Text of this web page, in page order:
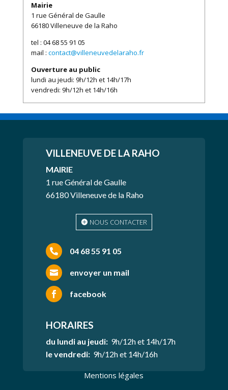
Mairie
1 rue Général de Gaulle
66180 Villeneuve de la Raho
tel : 04 68 55 91 05
mail : contact@villeneuvedelaraho.fr
Ouverture au public
lundi au jeudi: 9h/12h et 14h/17h
vendredi: 9h/12h et 14h/16h
VILLENEUVE DE LA RAHO
MAIRIE
1 rue Général de Gaulle
66180 Villeneuve de la Raho
NOUS CONTACTER
 04 68 55 91 05
 envoyer un mail
 facebook
HORAIRES
du lundi au jeudi: 9h/12h et 14h/17h
le vendredi:9h/12h et 14h/16h
Mentions légales